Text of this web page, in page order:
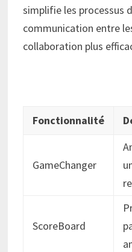
simplifie les processus
communication entre
collaboration plus
Fonctionnalité
GameChanger
ScoreBoard